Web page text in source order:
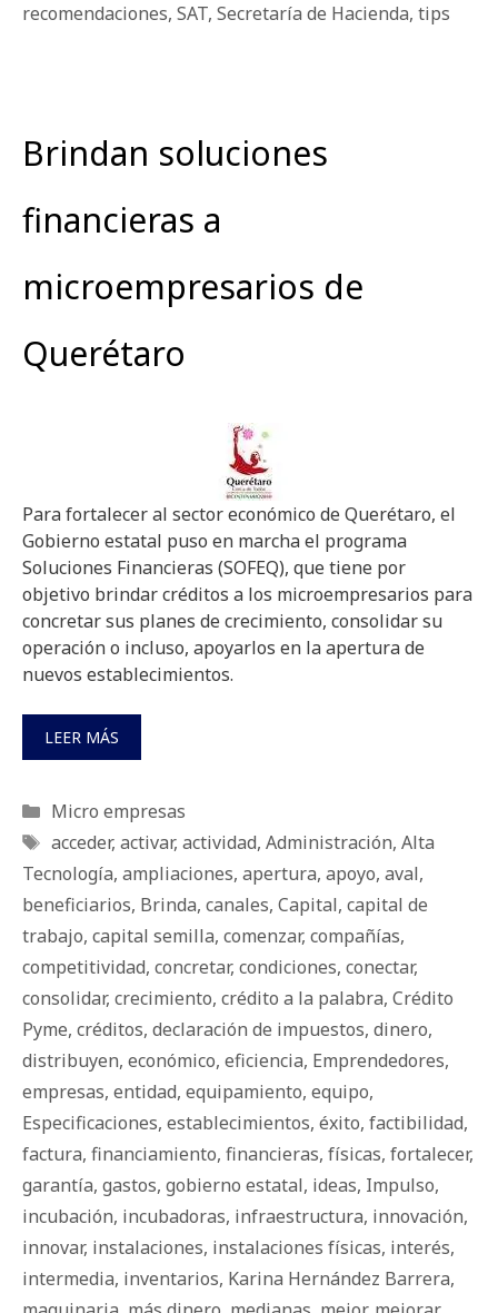
recomendaciones, SAT, Secretaría de Hacienda, tips
Brindan soluciones
financieras a
microempresarios de
Querétaro
Para fortalecer al sector económico de Querétaro, el
Gobierno estatal puso en marcha el programa
Soluciones Financieras (SOFEQ), que tiene por
objetivo brindar créditos a los microempresarios para
concretar sus planes de crecimiento, consolidar su
operación o incluso, apoyarlos en la apertura de
nuevos establecimientos.
LEER MÁS
Categorías
Micro empresas
Etiquetas
acceder, activar, actividad, Administración, Alta
Tecnología, ampliaciones, apertura, apoyo, aval,
beneficiarios, Brinda, canales, Capital, capital de
trabajo, capital semilla, comenzar, compañías,
competitividad, concretar, condiciones, conectar,
consolidar, crecimiento, crédito a la palabra, Crédito
Pyme, créditos, declaración de impuestos, dinero,
distribuyen, económico, eficiencia, Emprendedores,
empresas, entidad, equipamiento, equipo,
Especificaciones, establecimientos, éxito, factibilidad,
factura, financiamiento, financieras, físicas, fortalecer,
garantía, gastos, gobierno estatal, ideas, Impulso,
incubación, incubadoras, infraestructura, innovación,
innovar, instalaciones, instalaciones físicas, interés,
intermedia, inventarios, Karina Hernández Barrera,